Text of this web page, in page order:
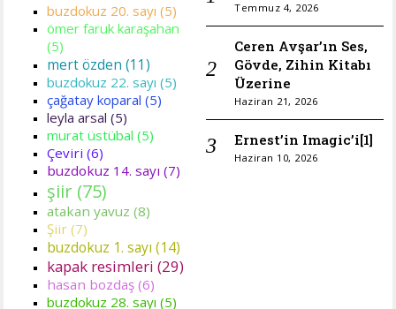
Temmuz 4, 2026
Ceren Avşar’ın Ses,
Gövde, Zihin Kitabı
Üzerine
Haziran 21, 2026
Ernest’in Imagic’i[1]
Haziran 10, 2026
buzdokuz 20. sayı (5)
ömer faruk karaşahan
(5)
mert özden (11)
buzdokuz 22. sayı (5)
çağatay koparal (5)
leyla arsal (5)
murat üstübal (5)
Çeviri (6)
buzdokuz 14. sayı (7)
şiir (75)
atakan yavuz (8)
Şiir (7)
buzdokuz 1. sayı (14)
kapak resimleri (29)
hasan bozdaş (6)
buzdokuz 28. sayı (5)